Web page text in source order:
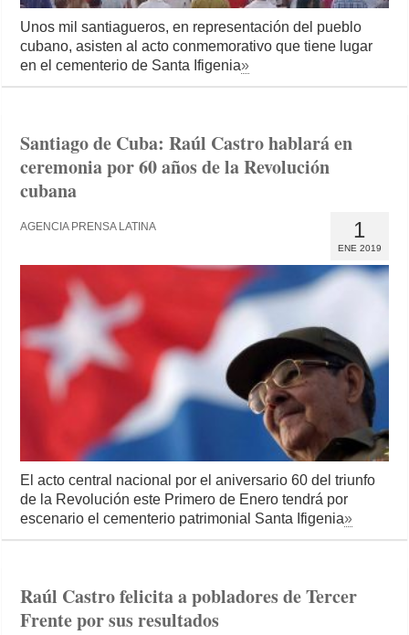
Unos mil santiagueros, en representación del pueblo
cubano, asisten al acto conmemorativo que tiene lugar
en el cementerio de Santa Ifigenia»
Santiago de Cuba: Raúl Castro hablará en
ceremonia por 60 años de la Revolución
cubana
1
ENE 2019
AGENCIA PRENSA LATINA
El acto central nacional por el aniversario 60 del triunfo
de la Revolución este Primero de Enero tendrá por
escenario el cementerio patrimonial Santa Ifigenia»
Raúl Castro felicita a pobladores de Tercer
Frente por sus resultados